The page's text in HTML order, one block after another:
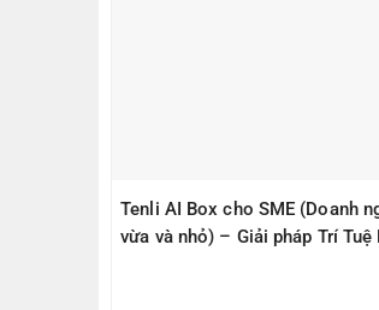
Tenli AI Box cho SME (Doanh
vừa và nhỏ) – Giải pháp Trí Tuệ